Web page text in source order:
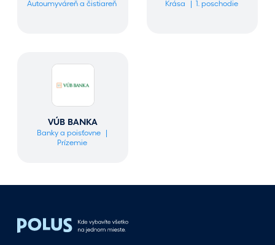
Autoumyváreň a čistiareň Krása 1. poschodie
VÚB BANKA
Banky a poisťovne
Prízemie